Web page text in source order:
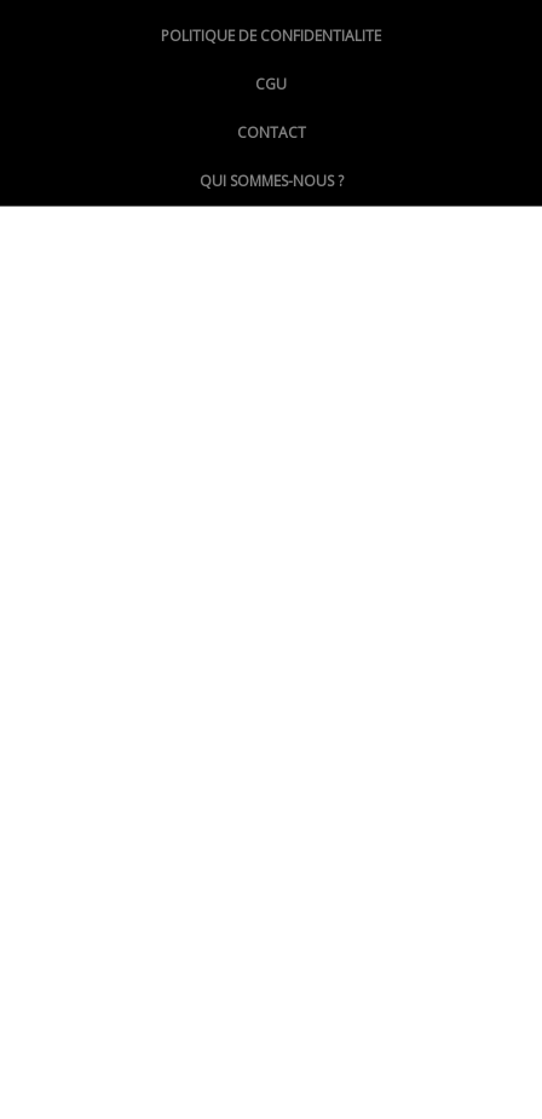
@LePoingMontpellier
POLITIQUE DE CONFIDENTIALITE
CGU
CONTACT
QUI SOMMES-NOUS ?